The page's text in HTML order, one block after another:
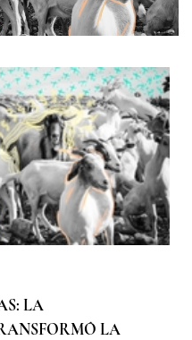
LA
LA